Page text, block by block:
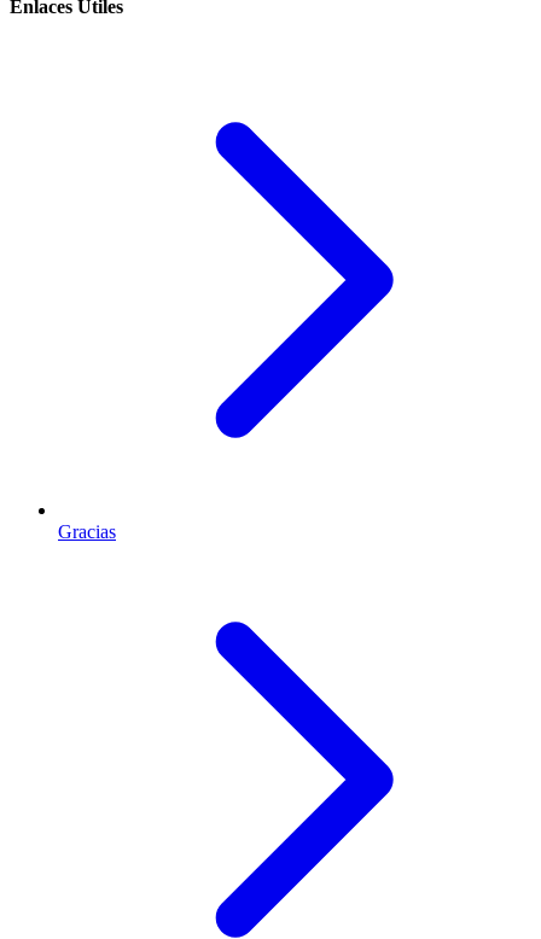
Enlaces Útiles
Gracias